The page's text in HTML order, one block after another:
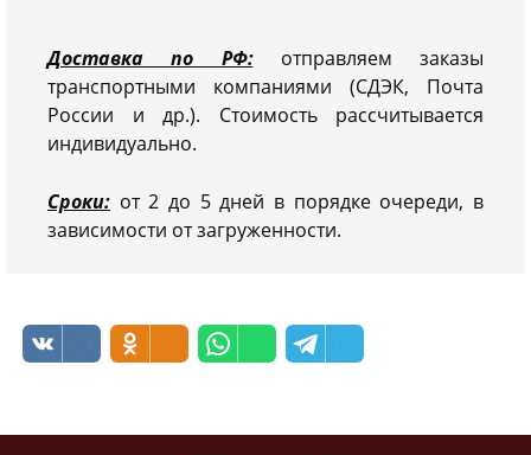
Доставка по РФ:
отправляем заказы
транспортными компаниями (СДЭК, Почта
России и др.). Стоимость рассчитывается
индивидуально.
Сроки: от 2 до 5 дней в порядке очереди, в
зависимости от загруженности.